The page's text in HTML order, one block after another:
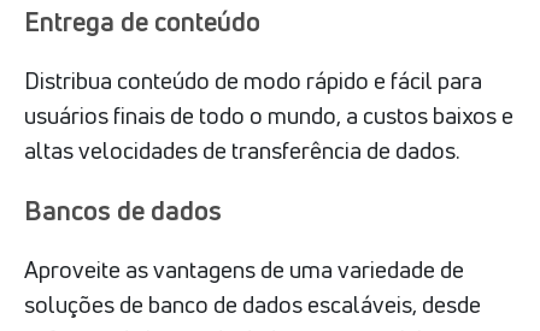
Entrega de conteúdo
Distribua conteúdo de modo rápido e fácil para
usuários finais de todo o mundo, a custos baixos e
altas velocidades de transferência de dados.
Bancos de dados
Aproveite as vantagens de uma variedade de
soluções de banco de dados escaláveis, desde